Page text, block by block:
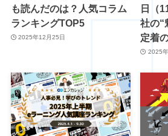
も読んだのは？人気コラム
ランキングTOP5
2025年12月25日
日（
社の“
定着
2025